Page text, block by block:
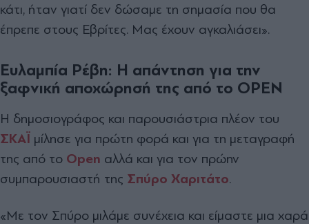
κάτι, ήταν γιατί δεν δώσαµε τη σηµασία που θα
έπρεπε στους Εβρίτες. Μας έχουν αγκαλιάσει».
Ευλαμπία Ρέβη: Η απάντηση για την
ξαφνική αποχώρησή της από το OPEN
Η δηµοσιογράφος και παρουσιάστρια πλέον του
ΣΚΑΪ µίλησε για πρώτη φορά και για τη µεταγραφή
της από το Open αλλά και για τον πρώην
συµπαρουσιαστή της Σπύρο Χαριτάτο.
«Με τον Σπύρο µιλάµε συνέχεια και είµαστε µια χαρά